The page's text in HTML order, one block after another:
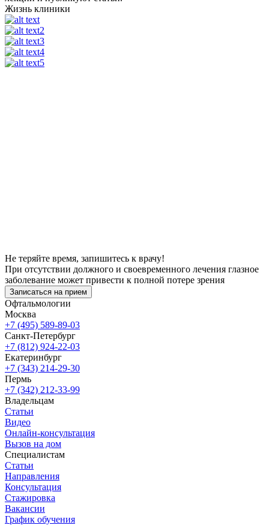
Жизнь клиники
Не теряйте время, запишитесь к врачу!
При отсутствии должного и своевременного лечения глазное
заболевание может привести к полной потере зрения
Записаться на прием
Офтальмологии
Москва
+7 (495) 589-89-03
Санкт-Петербург
+7 (812) 924-22-03
Екатеринбург
+7 (343) 214-29-30
Пермь
+7 (342) 212-33-99
Владельцам
Статьи
Видео
Онлайн-консультация
Вызов на дом
Специалистам
Статьи
Направления
Консультация
Стажировка
Вакансии
График обучения